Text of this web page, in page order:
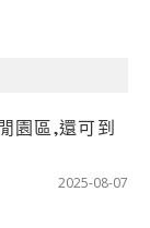
園區,還可到
2025-08-07